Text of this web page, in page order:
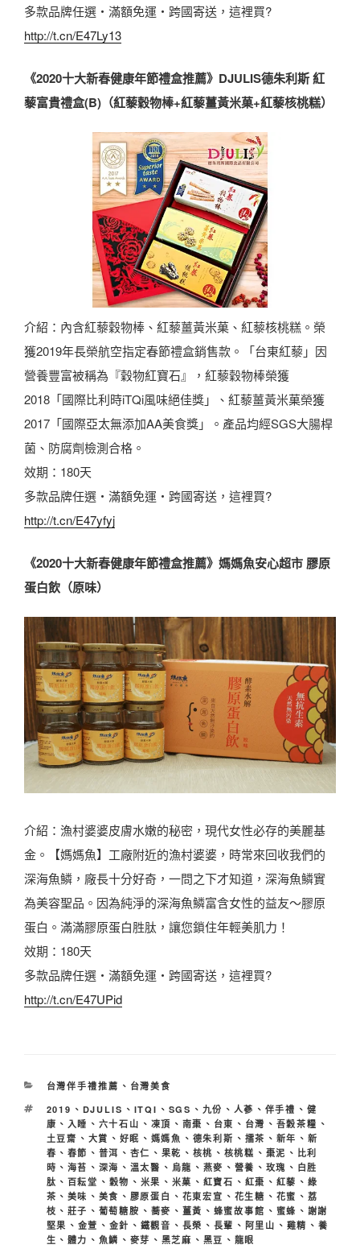
多款品牌任選・滿額免運・跨國寄送，這裡買?
http://t.cn/E47Ly13
《2020十大新春健康年節禮盒推薦》DJULIS德朱利斯 紅
藜富貴禮盒(B)（紅藜穀物棒+紅藜薑黃米菓+紅藜核桃糕）
介紹：內含紅藜穀物棒、紅藜薑黃米菓、紅藜核桃糕。榮
獲2019年長榮航空指定春節禮盒銷售款。「台東紅藜」因
營養豐富被稱為『穀物紅寶石』，紅藜穀物棒榮獲
2018「國際比利時iTQi風味絕佳獎」、紅藜薑黃米菓榮獲
2017「國際亞太無添加AA美食獎」。產品均經SGS大腸桿
菌、防腐劑檢測合格。
效期：180天
多款品牌任選・滿額免運・跨國寄送，這裡買?
http://t.cn/E47yfyj
《2020十大新春健康年節禮盒推薦》媽媽魚安心超市 膠原
蛋白飲（原味）
介紹：漁村婆婆皮膚水嫩的秘密，現代女性必存的美麗基
金。【媽媽魚】工廠附近的漁村婆婆，時常來回收我們的
深海魚鱗，廠長十分好奇，一問之下才知道，深海魚鱗實
為美容聖品。因為純淨的深海魚鱗富含女性的益友～膠原
蛋白。滿滿膠原蛋白胜肽，讓您鎖住年輕美肌力！
效期：180天
多款品牌任選・滿額免運・跨國寄送，這裡買?
http://t.cn/E47UPid
分
台灣伴手禮推薦 、 台灣美食
標
籤
2019 、 DJULIS 、 ITQI 、 SGS 、 九份 、 人蔘 、 伴手禮 、 健
康 、 入睡 、 六十石山 、 凍頂 、 南棗 、 台東 、 台灣 、 吾穀茶糧 、
土豆齋 、 大賞 、 好眠 、 媽媽魚 、 德朱利斯 、 擂茶 、 新年 、 新
春 、 春節 、 普洱 、 杏仁 、 果乾 、 核桃 、 核桃糕 、 棗泥 、 比利
時 、 海苔 、 深海 、 溫太醫 、 烏龍 、 燕麥 、 營養 、 玫瑰 、 白胜
肽 、 百耘堂 、 穀物 、 米果 、 米菓 、 紅寶石 、 紅棗 、 紅藜 、 綠
茶 、 美味 、 美食 、 膠原蛋白 、 花東宏宣 、 花生糖 、 花蜜 、 荔
枝 、 莊子 、 葡萄糖胺 、 蕎麥 、 薑黃 、 蜂蜜故事館 、 蜜蜂 、 謝謝
堅果 、 金萱 、 金針 、 鐵觀音 、 長榮 、 長輩 、 阿里山 、 雞精 、 養
生 、 體力 、 魚鱗 、 麥芽 、 黑芝麻 、 黑豆 、 龍眼